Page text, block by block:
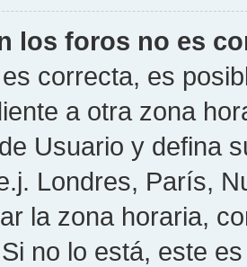
los foros no es
correcta, es
a otra zona
Usuario y defina
Londres, París,
la zona horaria,
no lo está, este